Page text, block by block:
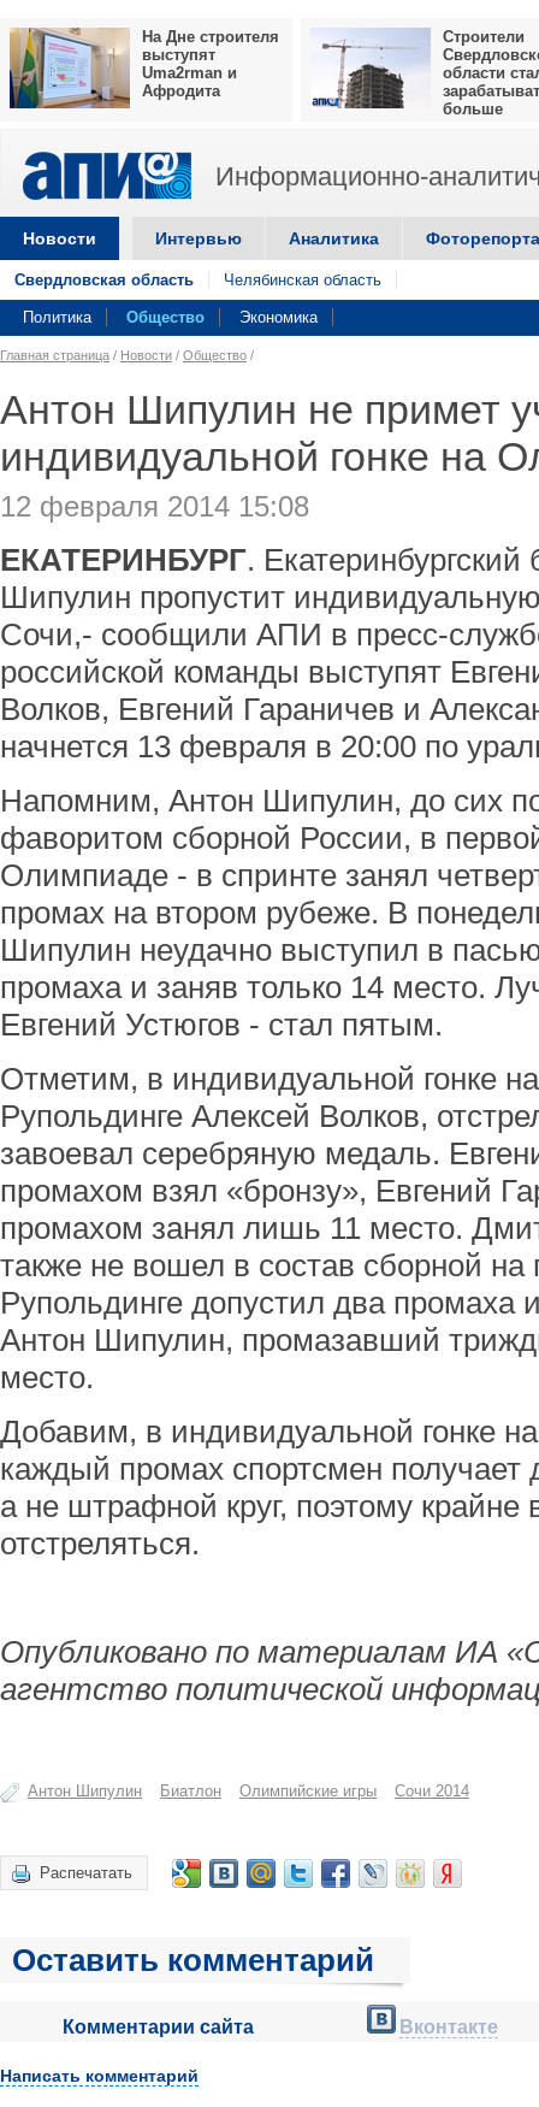
На Дне строителя
выступят
Uma2rman и
Афродита
Строители
области
больше
Информационно-
Новости Интервью Аналитика
Свердловская область Челябинская область
Политика Общество Экономика
Главная страница / Новости / Общество /
Антон Шипулин не примет
индивидуальной гонке на
12 февраля 2014 15:08
ЕКАТЕРИНБУРГ.
Шипулин пропустит
Сочи,- сообщили АПИ в пресс-
российской команды выступят
Волков, Евгений Гараничев и
начнется 13 февраля в 20:00 по
Напомним, Антон Шипулин, до сих
фаворитом сборной России, в
Олимпиаде - в спринте занял
промах на втором рубеже. В
Шипулин неудачно выступил в
промаха и заняв только 14 место.
Евгений Устюгов - стал пятым.
Отметим, в индивидуальной гонке
Рупольдинге Алексей Волков,
завоевал серебряную медаль.
промахом взял «бронзу», Евгений
промахом занял лишь 11 место.
также не вошел в состав сборной на
Рупольдинге допустил два промаха
Антон Шипулин, промазавший
место.
Добавим, в индивидуальной гонке
каждый промах спортсмен получает
а не штрафной круг, поэтому крайне
отстреляться.
Опубликовано по материалам ИА
агентство политической
Антон Шипулин Биатлон Олимпийские игры Сочи 2014
Распечатать
Оставить комментарий
Комментарии сайта Вконтакте
Написать комментарий